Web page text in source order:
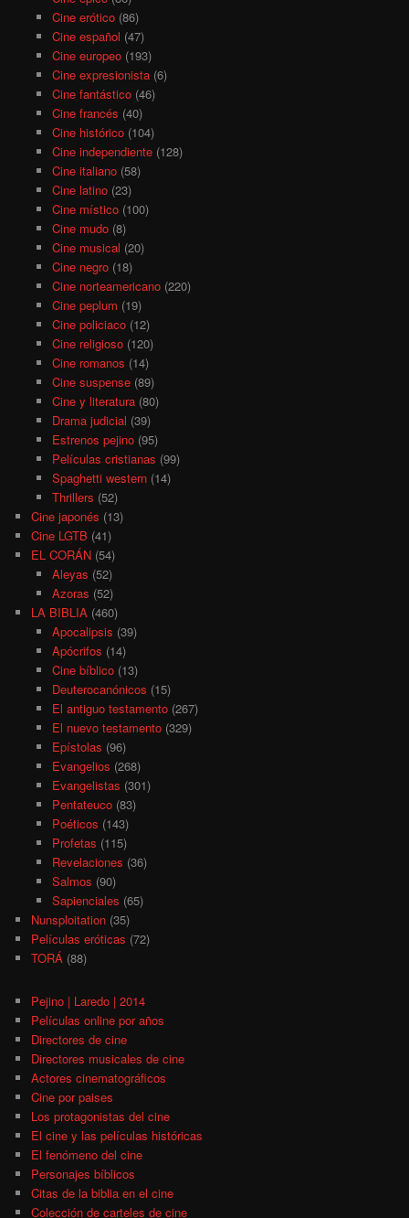
Cine erótico(86)
Cine español (47)
Cine europeo(193)
Cine expresionista(6)
Cine fantástico(46)
Cine francés (40)
Cine histórico(104)
Cine independiente(128)
Cine italiano(58)
Cine latino(23)
Cine místico(100)
Cine mudo(8)
Cine musical (20)
Cine negro(18)
Cine norteamericano(220)
Cine peplum (19)
Cine policiaco(12)
Cine religioso(120)
Cine romanos (14)
Cine suspense(89)
Cine y literatura(80)
Drama judicial (39)
Estrenos pejino(95)
Películas cristianas (99)
Spaghetti western(14)
Thrillers (52)
Cine japonés (13)
Cine LGTB (41)
EL CORÁN (54)
Aleyas (52)
Azoras (52)
LA BIBLIA (460)
Apocalipsis (39)
Apócrifos (14)
Cine bíblico(13)
Deuterocanónicos (15)
El antiguo testamento(267)
El nuevo testamento(329)
Epístolas (96)
Evangelios (268)
Evangelistas (301)
Pentateuco(83)
Poéticos (143)
Profetas (115)
Revelaciones (36)
Salmos (90)
Sapienciales (65)
Nunsploitation (35)
Películas eróticas (72)
TORÁ (88)
Pejino | Laredo | 2014
Películas online por años
Directores de cine
Directores musicales de cine
Actores cinematográficos
Cine por paises
Los protagonistas del cine
El cine y las películas históricas
El fenómeno del cine
Personajes bíblicos
Citas de la biblia en el cine
Colección de carteles de cine